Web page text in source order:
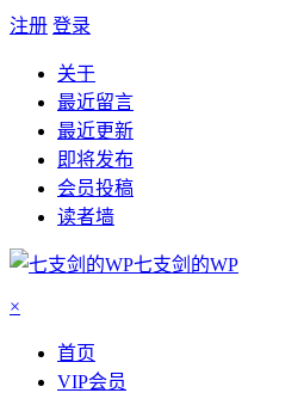
注册 登录
关于
最近留言
最近更新
即将发布
会员投稿
读者墙
七支剑的WP
×
首页
VIP会员